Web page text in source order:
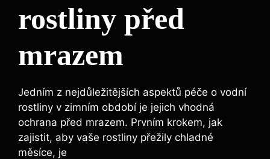
rostliny před
mrazem
Jedním z nejdůležitějších aspektů péče o vodní
rostliny v zimním období je jejich vhodná
ochrana před mrazem. Prvním krokem, jak
zajistit, aby vaše rostliny přežily chladné
měsíce, je